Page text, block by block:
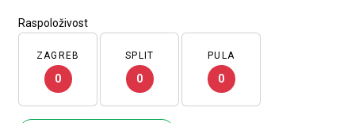
Raspoloživost
ZAGREB
0
SPLIT
0
PULA
0